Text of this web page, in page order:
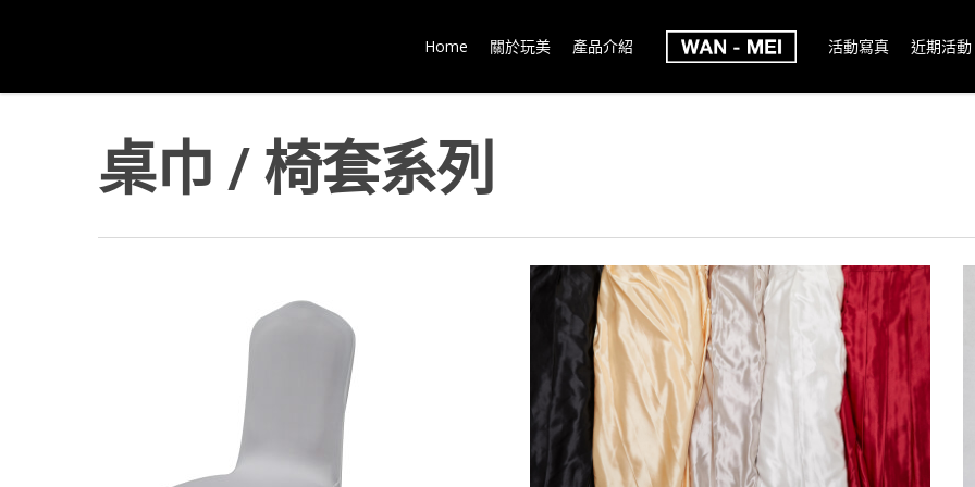
Home 關於玩美 產品介紹 活動寫真 近期活動
桌巾 / 椅套系列